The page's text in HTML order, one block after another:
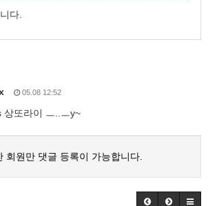
다.
05.08 12:52
상또라이 ㅡ..ㅡy~
회원만 댓글 등록이 가능합니다.